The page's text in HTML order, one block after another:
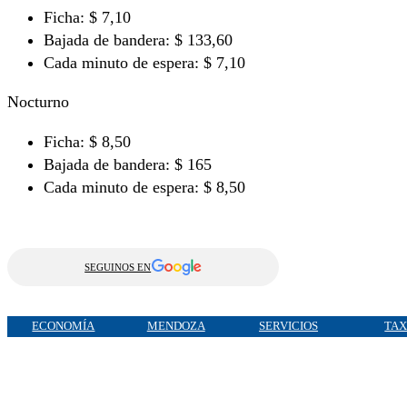
Ficha: $ 7,10
Bajada de bandera: $ 133,60
Cada minuto de espera: $ 7,10
Nocturno
Ficha: $ 8,50
Bajada de bandera: $ 165
Cada minuto de espera: $ 8,50
SEGUINOS EN
ECONOMÍA MENDOZA SERVICIOS